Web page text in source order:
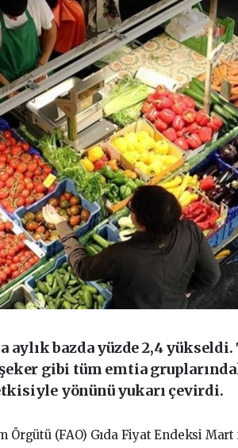
aylık bazda yüzde 2,4 yükseldi.
gibi tüm emtia
yönünü yukarı çevirdi.
Örgütü (FAO) Gıda Fiyat Endeksi